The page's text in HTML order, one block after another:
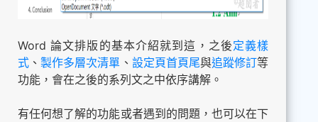
Word 論文排版的基本介紹就到這，之後定義樣
式 、製作多層次清單 、 設定頁首頁尾與追蹤修訂等
功能，會在之後的系列文之中依序講解。
有任何想了解的功能或者遇到的問題，也可以在下